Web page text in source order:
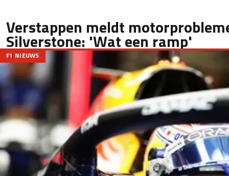
Verstappen meldt
Silverstone: 'Wat een ramp'
F1 NIEUWS